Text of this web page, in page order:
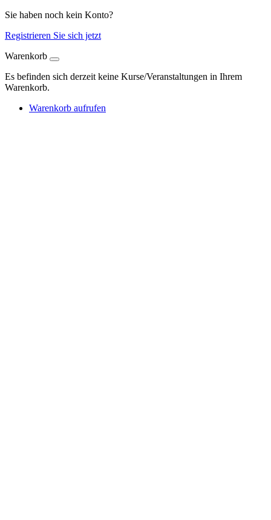
Sie haben noch kein Konto?
Registrieren Sie sich jetzt
Warenkorb
Es befinden sich derzeit keine Kurse/Veranstaltungen in Ihrem
Warenkorb.
Warenkorb aufrufen